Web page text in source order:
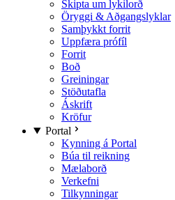
Skipta um lykilorð
Öryggi & Aðgangslyklar
Samþykkt forrit
Uppfæra prófíl
Forrit
Boð
Greiningar
Stöðutafla
Áskrift
Kröfur
Portal
Kynning á Portal
Búa til reikning
Mælaborð
Verkefni
Tilkynningar